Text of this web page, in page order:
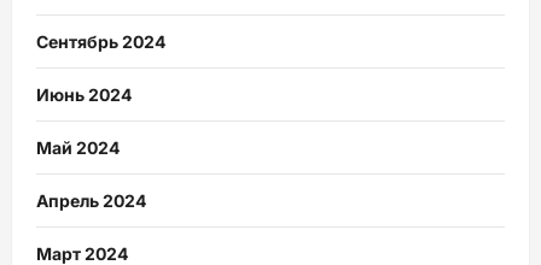
Сентябрь 2024
Июнь 2024
Май 2024
Апрель 2024
Март 2024